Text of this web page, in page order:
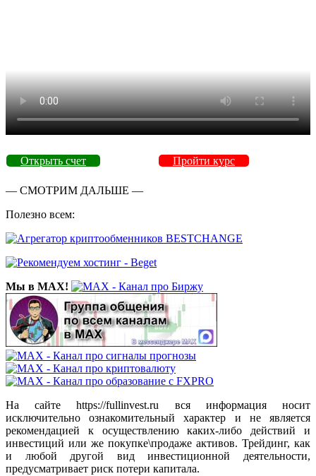
Открыть счет Пройти курс
— СМОТРИМ ДАЛЬШЕ —
Полезно всем:
Мы в MAX!
На сайте https://fullinvest.ru вся информация носит
исключительно ознакомительный характер и не является
рекомендацией к осуществлению каких-либо действий и
инвестиций или же покупке\продаже активов. Трейдинг, как
и любой другой вид инвестиционной деятельности,
предусматривает риск потери капитала.